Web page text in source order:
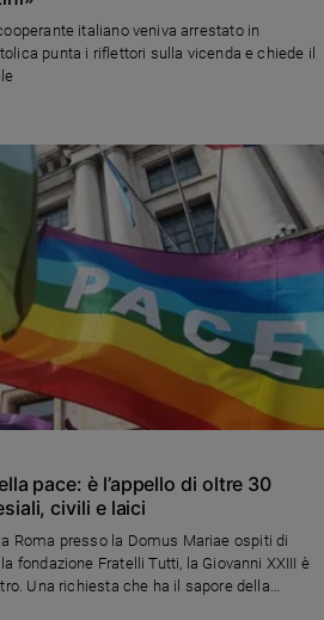
italiano veniva arrestato in
punta i riflettori sulla vicenda e chiede il
pace: è l’appello di oltre 30
civili e laici
Roma presso la Domus Mariae ospiti di
fondazione Fratelli Tutti, la Giovanni XXIII è
Una richiesta che ha il sapore della
dell’urgenza. In sintonia con Leone